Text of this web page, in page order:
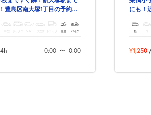
豊島区南大塚1丁目の予約駐
中型 ボックス SUV 大型車 トラック 原付 バイク
0:00 〜 0:00
にも！
軽
¥1,250 /